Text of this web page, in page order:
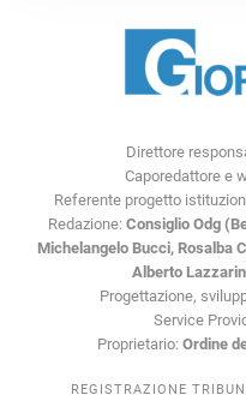
Direttore
Caporedattore e
Referente progetto
Redazione: Consiglio Odg
Michelangelo Bucci, Rosalba
Alberto
Progettazione,
Service
Proprietario: Ordine
REGISTRAZIONE